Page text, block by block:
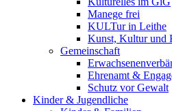
Manege frei
KULTur in Leithe
Kunst, Kultur und
Gemeinschaft
Ehrenamt &
Schutz vor Gewalt
Kinder & Jugendliche